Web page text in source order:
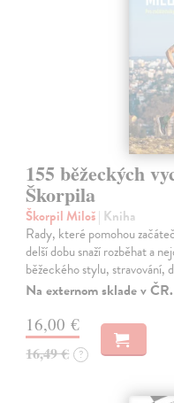
155 běžeckých
Škorpila
Škorpil Miloš| Kniha
Rady, které pomohou
delší dobu snaží rozběhat a
běžeckého stylu, stravování,
Na externom sklade v
16,00 €
16,49 € ?